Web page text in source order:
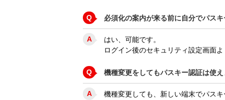
Q 必須化の案内が来る前に自分でパス
A
はい、可能です。
ログイン後のセキュリティ設定画面
Q 機種変更をしてもパスキー認証は使
A 機種変更しても、新しい端末でパス